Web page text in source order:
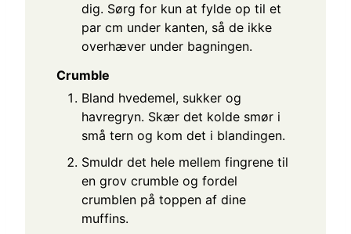
dig. Sørg for kun at fylde op til et
par cm under kanten, så de ikke
overhæver under bagningen.
Crumble
Bland hvedemel, sukker og
havregryn. Skær det kolde smør i
små tern og kom det i blandingen.
Smuldr det hele mellem fingrene til
en grov crumble og fordel
crumblen på toppen af dine
muffins.